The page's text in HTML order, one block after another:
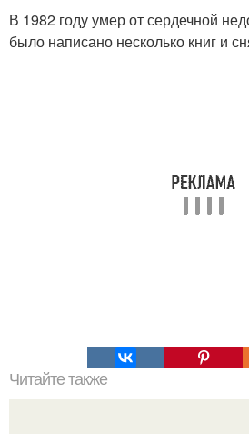
В 1982 году умер от сердечной
было написано несколько книг и
Читайте также